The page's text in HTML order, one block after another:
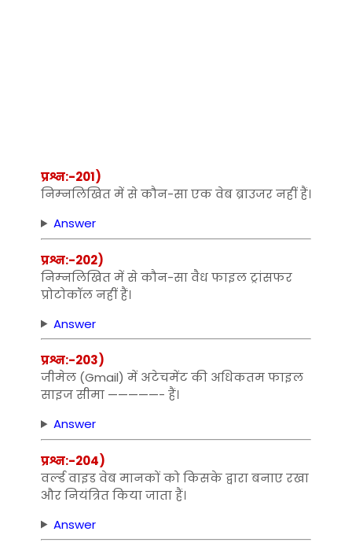
प्रश्न:-201)
निम्‍नलिखित में से कौन-सा एक वेब ब्राउजर नहीं हैं।
Answer
प्रश्न:-202)
निम्‍नलिखित में से कौन-सा वैध फाइल ट्रांसफर
प्रोटोकॉल नहीं हैं।
Answer
प्रश्न:-203)
जीमेल (Gmail) में अटेचमेंट की अधिकतम फाइल
साइज सीमा —————- हैं।
Answer
प्रश्न:-204)
वर्ल्‍ड वाइड वेब मानकों को किसके द्वारा बनाए रखा
और नियंत्रित किया जाता हैं।
Answer